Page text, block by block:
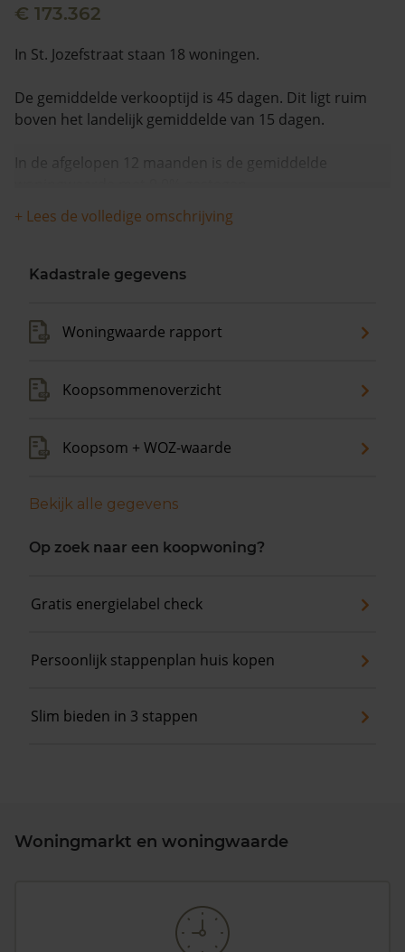
€ 173.362
In St. Jozefstraat staan 18 woningen.
De gemiddelde verkooptijd is 45 dagen. Dit ligt ruim
boven het landelijk gemiddelde van 15 dagen.
In de afgelopen 12 maanden is de gemiddelde
+ Lees de volledige omschrijving
Kadastrale gegevens
Woningwaarde rapport
Koopsommenoverzicht
Koopsom + WOZ-waarde
Bekijk alle gegevens
Op zoek naar een koopwoning?
Gratis energielabel check
Persoonlijk stappenplan huis kopen
Slim bieden in 3 stappen
Woningmarkt en woningwaarde